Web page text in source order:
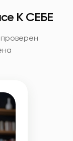
К СЕБЕ